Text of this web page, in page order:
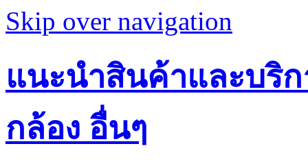
Skip over navigation
แนะนำสินค้าและบริ
กล้อง อื่นๆ